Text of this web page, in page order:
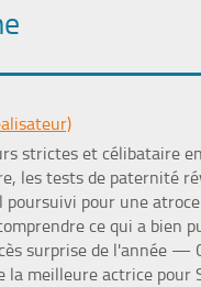
strictes et célibataire
les tests de paternité
pour une
ce qui a bien
surprise de l'année —
la meilleure actrice pour